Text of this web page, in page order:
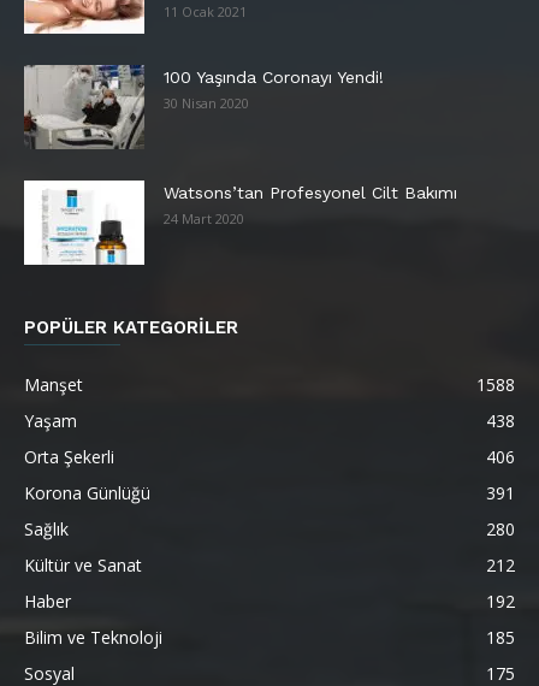
11 Ocak 2021
100 Yaşında Coronayı Yendi!
30 Nisan 2020
Watsons’tan Profesyonel Cilt Bakımı
24 Mart 2020
POPÜLER KATEGORİLER
Manşet
1588
Yaşam
438
Orta Şekerli
406
Korona Günlüğü
391
Sağlık
280
Kültür ve Sanat
212
Haber
192
Bilim ve Teknoloji
185
Sosyal
175